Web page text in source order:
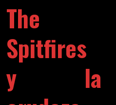
The
Spitfires
y la